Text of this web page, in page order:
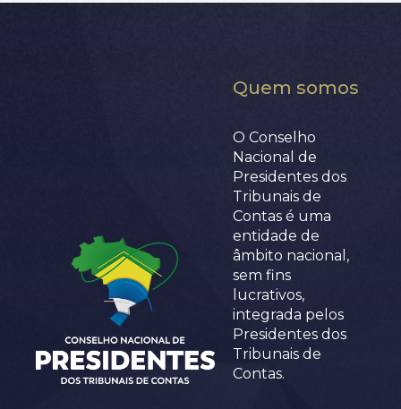
Quem somos
O Conselho
Nacional de
Presidentes dos
Tribunais de
Contas é uma
entidade de
âmbito nacional,
sem fins
lucrativos,
integrada pelos
Presidentes dos
Tribunais de
Contas.